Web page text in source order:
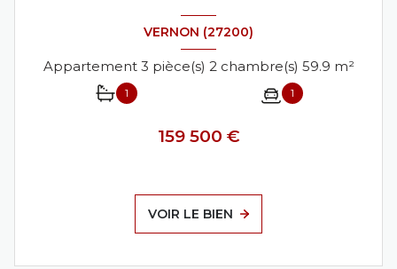
VERNON (27200)
Appartement 3 pièce(s) 2 chambre(s) 59.9 m²
1 1
159 500 €
VOIR LE BIEN